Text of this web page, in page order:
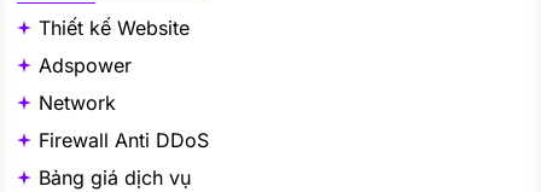
Thiết kế Website
Adspower
Network
Firewall Anti DDoS
Bảng giá dịch vụ